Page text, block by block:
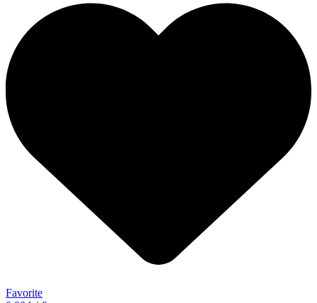
Favorite